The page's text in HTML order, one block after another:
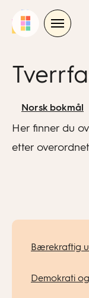
Norsk bokmål
Her finner du
etter
Bærekraftig
Demokrati